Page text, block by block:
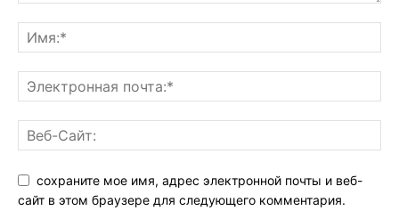
сохраните мое имя, адрес электронной почты и веб-
сайт в этом браузере для следующего комментария.